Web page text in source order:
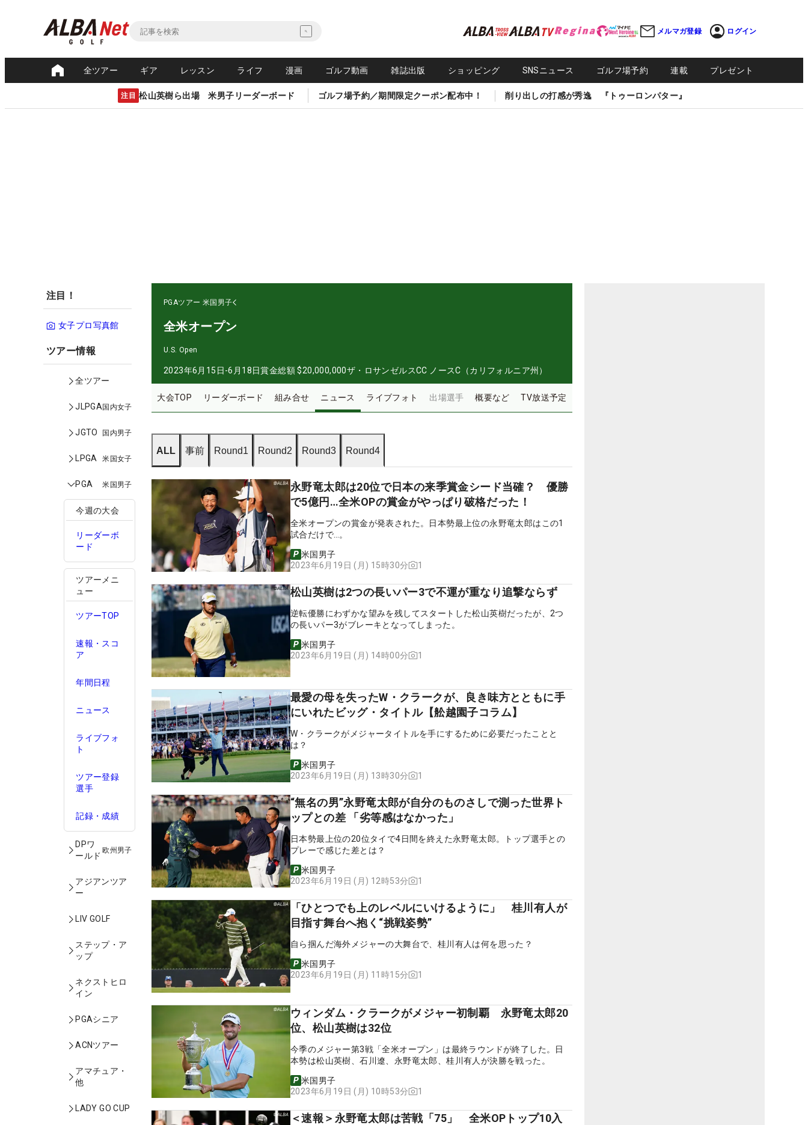
メルマガ登録 ログイン
全ツアー ギア レッスン ライフ 漫画 ゴルフ動画 雑誌出版 ショッピング SNSニュース ゴルフ場予約 連載 プレゼント
注目 松山英樹ら出場 米男子リーダーボード ゴルフ場予約／期間限定クーポン配布中！ 削り出しの打感が秀逸 『トゥーロンパター』
注目！
女子プロ写真館
ツアー情報
全ツアー
JLPGA国内女子
JGTO 国内男子
LPGA 米国女子
PGA 米国男子
今週の大会
リーダーボ
ード
ツアーメニ
ュー
ツアーTOP
速報・スコ
ア
年間日程
ニュース
ライブフォ
ト
ツアー登録
選手
記録・成績
DPワ
ールド
欧州男子
アジアンツア
ー
LIV GOLF
ステップ・ア
ップ
ネクストヒロ
イン
PGAシニア
ACNツアー
アマチュア・
他
LADY GO CUP
PGAツアー 米国男子
全米オープン
U.S. Open
2023年6月15日-6月18日賞金総額 $20,000,000ザ・ロサンゼルスCC ノースC（カリフォルニア州）
大会TOP リーダーボード 組み合せ ニュース ライブフォト 出場選手 概要など TV放送予定
ALL 事前 Round1 Round2 Round3 Round4
永野竜太郎は20位で日本の来季賞金シード当確？ 優勝
で5億円…全米OPの賞金がやっぱり破格だった！
全米オープンの賞金が発表された。日本勢最上位の永野竜太郎はこの1
試合だけで…。
米国男子
2023年6月19日 (月) 15時30分
1
松山英樹は2つの長いパー3で不運が重なり追撃ならず
逆転優勝にわずかな望みを残してスタートした松山英樹だったが、2つ
の長いパー3がブレーキとなってしまった。
米国男子
2023年6月19日 (月) 14時00分
1
最愛の母を失ったW・クラークが、良き味方とともに手
にいれたビッグ・タイトル【舩越園子コラム】
W・クラークがメジャータイトルを手にするために必要だったことと
は？
米国男子
2023年6月19日 (月) 13時30分
1
“無名の男”永野竜太郎が自分のものさしで測った世界ト
ップとの差 「劣等感はなかった」
日本勢最上位の20位タイで4日間を終えた永野竜太郎。トップ選手との
プレーで感じた差とは？
米国男子
2023年6月19日 (月) 12時53分
1
「ひとつでも上のレベルにいけるように」 桂川有人が
目指す舞台へ抱く“挑戦姿勢”
自ら掴んだ海外メジャーの大舞台で、桂川有人は何を思った？
米国男子
2023年6月19日 (月) 11時15分
1
ウィンダム・クラークがメジャー初制覇 永野竜太郎20
位、松山英樹は32位
今季のメジャー第3戦「全米オープン」は最終ラウンドが終了した。日
本勢は松山英樹、石川遼、永野竜太郎、桂川有人が決勝を戦った。
米国男子
2023年6月19日 (月) 10時53分
1
＜速報＞永野竜太郎は苦戦「75」 全米OPトップ10入